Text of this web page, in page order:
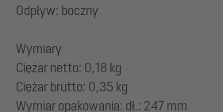
Odpływ: boczny
Wymiary
Ciężar netto: 0,18 kg
Ciężar brutto: 0,35 kg
Wymiar opakowania: dł.: 247 mm